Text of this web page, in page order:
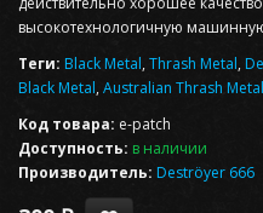
высокотехнологичную
Теги: Black Metal,Thrash Metal,
Black Metal, Australian Thrash Metal
Код товара: e-patch
Доступность: в наличии
Производитель: Deströyer 666